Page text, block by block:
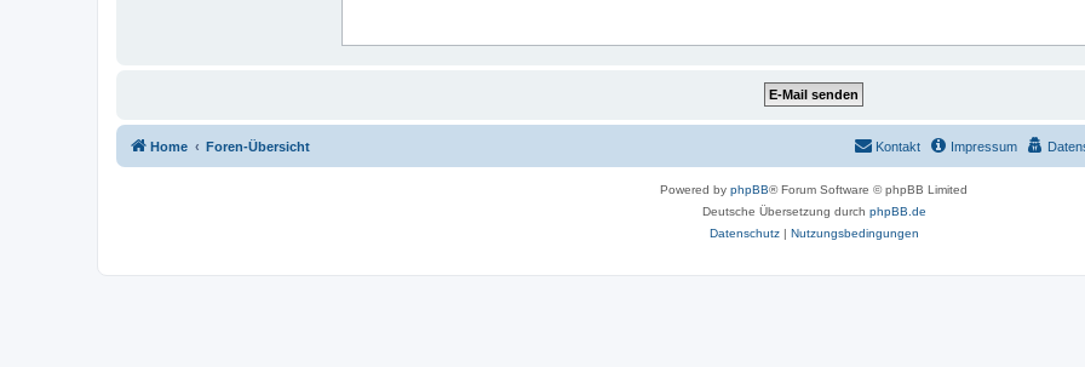
Home Foren-Übersicht Impressum
Kontakt
Powered by phpBB® Forum Software © phpBB Limited
Deutsche Übersetzung durch phpBB.de
Datenschutz| Nutzungsbedingungen